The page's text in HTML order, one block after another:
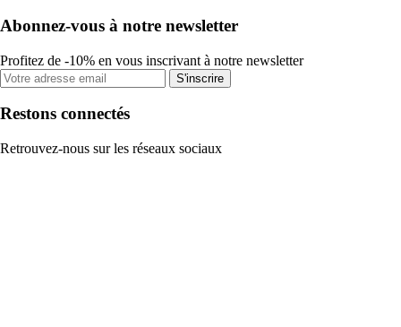
Abonnez-vous à notre newsletter
Profitez de -10% en vous inscrivant à notre newsletter
S'inscrire
Restons connectés
Retrouvez-nous sur les réseaux sociaux